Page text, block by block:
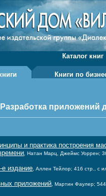
Каталог книг
Книги по
Разработка приложений
и практика построения
, Натан Марц, Джеймс Уоррен;
издание , Аллен Тейлор; 416 стр., с
приложений , Мартин Фаулер;